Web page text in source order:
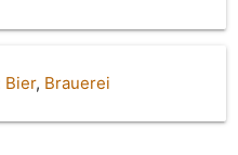
Bier, Brauerei